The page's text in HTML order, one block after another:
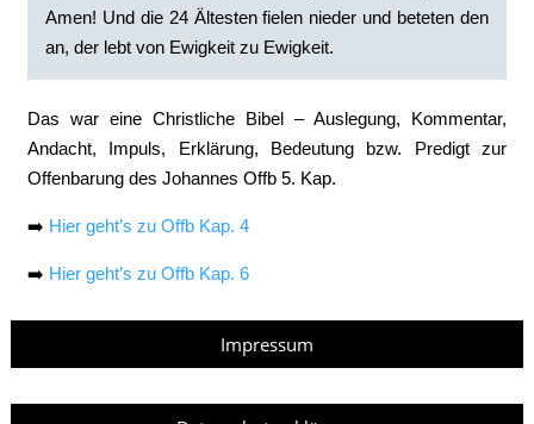
Amen! Und die 24 Ältesten fielen nieder und beteten den
an, der lebt von Ewigkeit zu Ewigkeit.
Das war eine Christliche Bibel – Auslegung, Kommentar,
Andacht, Impuls, Erklärung, Bedeutung bzw. Predigt zur
Offenbarung des Johannes Offb 5. Kap.
➡️ Hier geht’s zu Offb Kap. 4
➡️ Hier geht’s zu Offb Kap. 6
Impressum